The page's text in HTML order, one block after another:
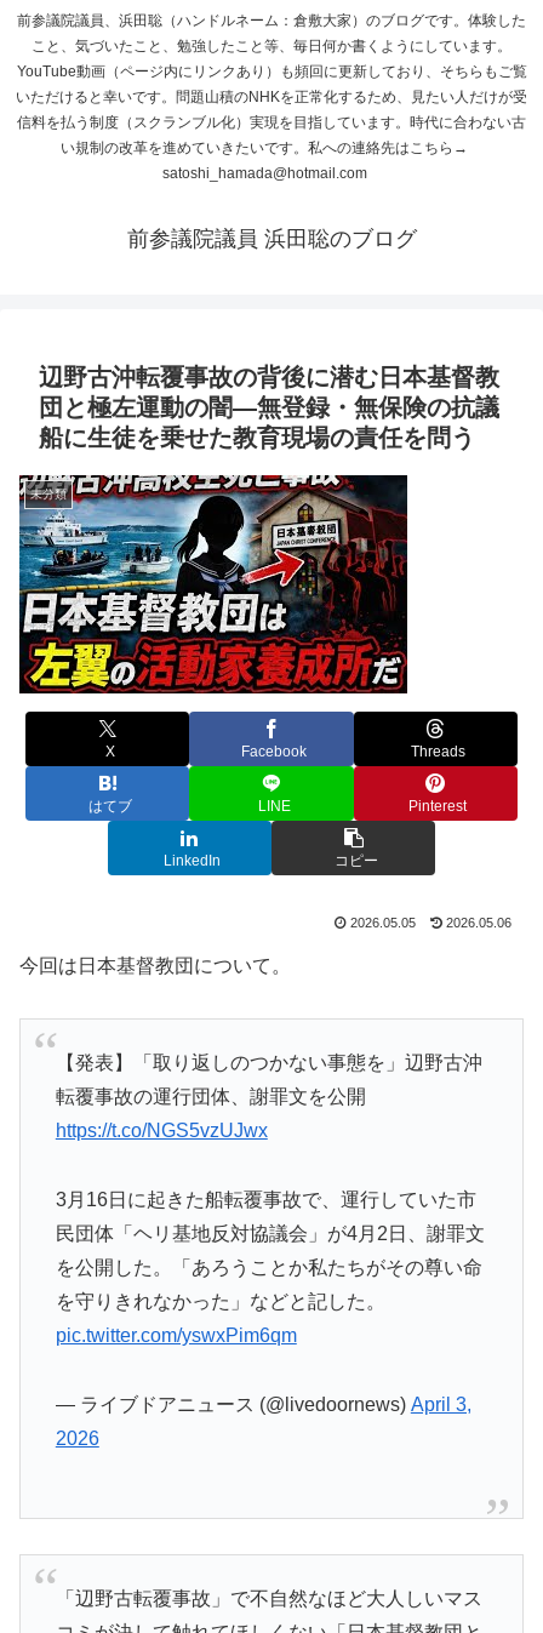
前参議院議員、浜田聡（ハンドルネーム：倉敷大家）のブログです。体験した
こと、気づいたこと、勉強したこと等、毎日何か書くようにしています。
YouTube動画（ページ内にリンクあり）も頻回に更新しており、そちらもご覧
いただけると幸いです。問題山積のNHKを正常化するため、見たい人だけが受
信料を払う制度（スクランブル化）実現を目指しています。時代に合わない古
い規制の改革を進めていきたいです。私への連絡先はこちら→
satoshi_hamada@hotmail.com
前参議院議員 浜田聡のブログ
辺野古沖転覆事故の背後に潜む日本基督教
団と極左運動の闇―無登録・無保険の抗議
船に生徒を乗せた教育現場の責任を問う
未分類
X Facebook Threads
はてブ LINE Pinterest
LinkedIn コピー
2026.05.05 2026.05.06
今回は日本基督教団について。
【発表】「取り返しのつかない事態を」辺野古沖
転覆事故の運行団体、謝罪文を公開
https://t.co/NGS5vzUJwx
3月16日に起きた船転覆事故で、運行していた市
民団体「ヘリ基地反対協議会」が4月2日、謝罪文
を公開した。「あろうことか私たちがその尊い命
を守りきれなかった」などと記した。
pic.twitter.com/yswxPim6qm
— ライブドアニュース (@livedoornews) April 3,
2026
「辺野古転覆事故」で不自然なほど大人しいマス